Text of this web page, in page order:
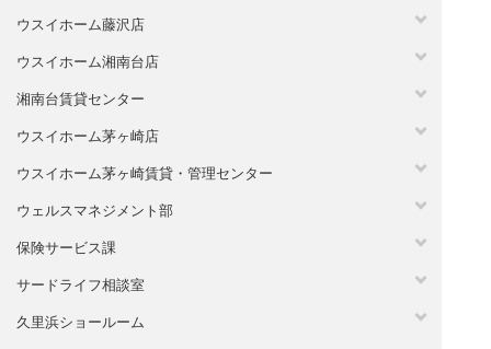
ウスイホーム藤沢店
ウスイホーム湘南台店
湘南台賃貸センター
ウスイホーム茅ヶ崎店
ウスイホーム茅ヶ崎賃貸・管理センター
ウェルスマネジメント部
保険サービス課
サードライフ相談室
久里浜ショールーム